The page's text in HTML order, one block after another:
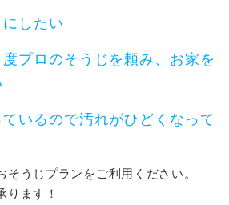
したい
プロのそうじを頼み、お家を
いるので汚れがひどくなって
そうじプランをご利用ください。
ります！